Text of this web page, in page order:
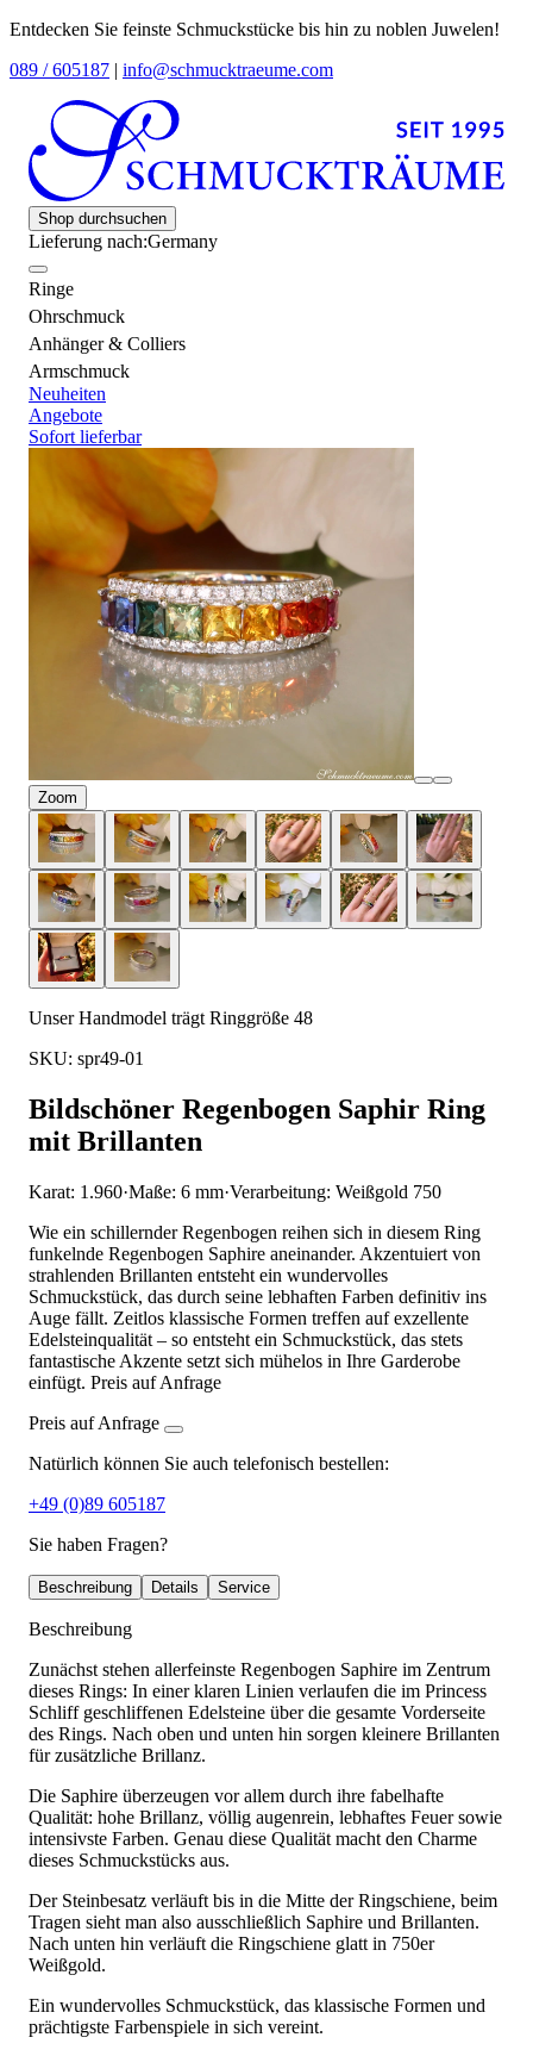
Entdecken Sie feinste Schmuckstücke bis hin zu noblen Juwelen!
089 / 605187 | info@schmucktraeume.com
Shop durchsuchen
Lieferung nach:Germany
Ringe
Ohrschmuck
Anhänger & Colliers
Armschmuck
Neuheiten
Angebote
Sofort lieferbar
Zoom
Unser Handmodel trägt Ringgröße 48
SKU: spr49-01
Bildschöner Regenbogen Saphir Ring
mit Brillanten
Karat: 1.960·Maße: 6 mm·Verarbeitung: Weißgold 750
Wie ein schillernder Regenbogen reihen sich in diesem Ring
funkelnde Regenbogen Saphire aneinander. Akzentuiert von
strahlenden Brillanten entsteht ein wundervolles
Schmuckstück, das durch seine lebhaften Farben definitiv ins
Auge fällt. Zeitlos klassische Formen treffen auf exzellente
Edelsteinqualität – so entsteht ein Schmuckstück, das stets
fantastische Akzente setzt sich mühelos in Ihre Garderobe
einfügt. Preis auf Anfrage
Preis auf Anfrage
Natürlich können Sie auch telefonisch bestellen:
+49 (0)89 605187
Sie haben Fragen?
Beschreibung Details Service
Beschreibung
Zunächst stehen allerfeinste Regenbogen Saphire im Zentrum
dieses Rings: In einer klaren Linien verlaufen die im Princess
Schliff geschliffenen Edelsteine über die gesamte Vorderseite
des Rings. Nach oben und unten hin sorgen kleinere Brillanten
für zusätzliche Brillanz.
Die Saphire überzeugen vor allem durch ihre fabelhafte
Qualität: hohe Brillanz, völlig augenrein, lebhaftes Feuer sowie
intensivste Farben. Genau diese Qualität macht den Charme
dieses Schmuckstücks aus.
Der Steinbesatz verläuft bis in die Mitte der Ringschiene, beim
Tragen sieht man also ausschließlich Saphire und Brillanten.
Nach unten hin verläuft die Ringschiene glatt in 750er
Weißgold.
Ein wundervolles Schmuckstück, das klassische Formen und
prächtigste Farbenspiele in sich vereint.